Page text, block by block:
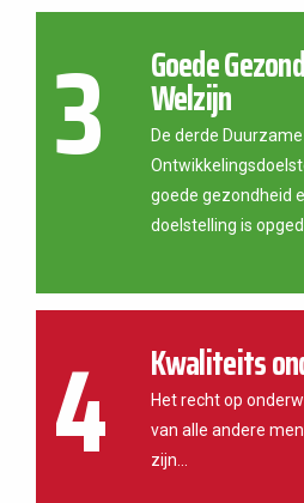
3 Goede
Welzijn
De derde Duurzame
goede gezondheid
doelstelling is
4 Kwaliteits
Het recht op
van alle andere
zijn...